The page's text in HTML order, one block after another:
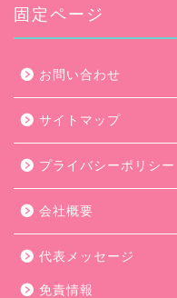
ブ
固定ページ
お問い合わせ
サイトマップ
プライバシーポリシー
会社概要
代表メッセージ
免責情報